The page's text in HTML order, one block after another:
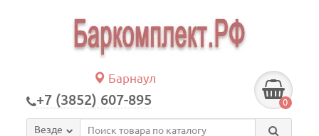
Барнаул
+7 (3852) 607-895 0
Везде